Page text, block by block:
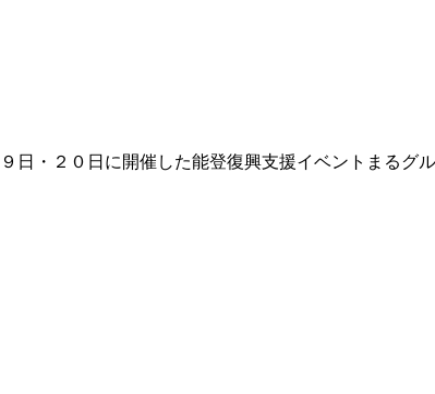
・２０日に開催した能登復興支援イベントまるグ